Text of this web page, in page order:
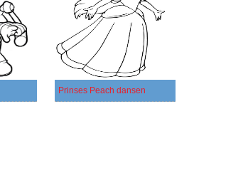
Prinses Peach dansen